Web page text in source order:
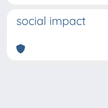
social impact